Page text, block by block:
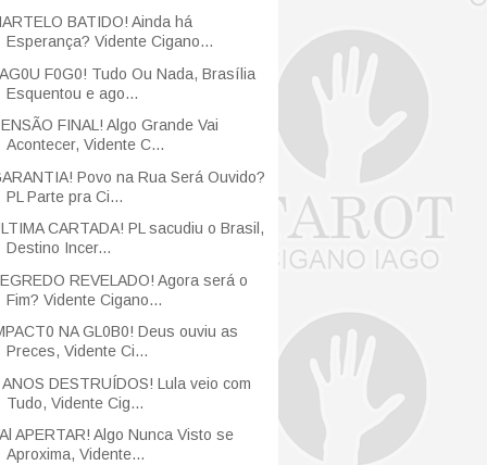
BATIDO! Ainda há
Esperança? Vidente Cigano...
F0G0! Tudo Ou Nada, Brasília
Esquentou e ago...
FINAL! Algo Grande Vai
Acontecer, Vidente C...
Povo na Rua Será Ouvido?
PL Parte pra Ci...
CARTADA! PL sacudiu o Brasil,
Destino Incer...
REVELADO! Agora será o
Fim? Vidente Cigano...
NA GL0B0! Deus ouviu as
Preces, Vidente Ci...
ANOS DESTRUÍDOS! Lula veio com
Tudo, Vidente Cig...
APERTAR! Algo Nunca Visto se
Aproxima, Vidente...